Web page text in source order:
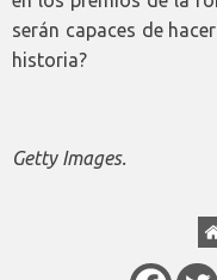
serán capaces de
historia?
Getty Images.